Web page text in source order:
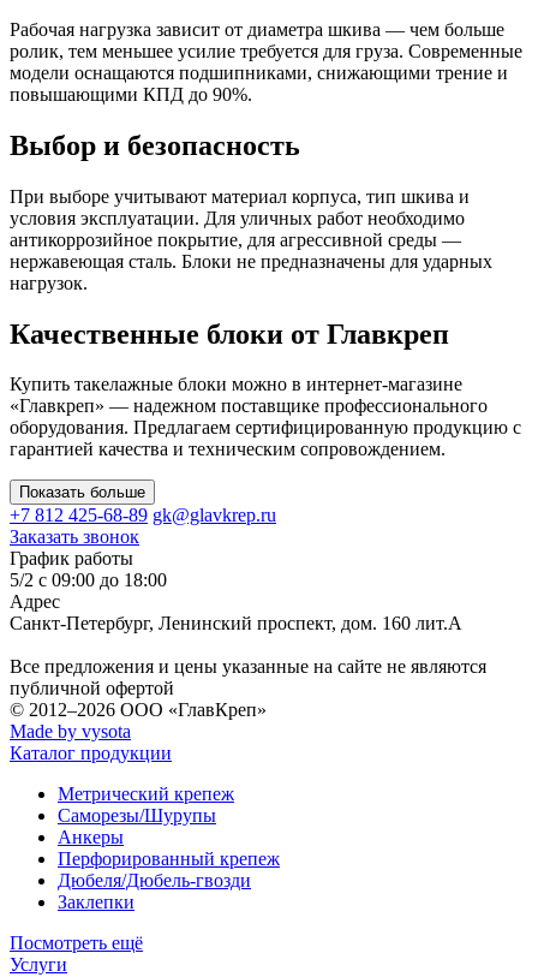
Рабочая нагрузка зависит от диаметра шкива — чем больше
ролик, тем меньшее усилие требуется для груза. Современные
модели оснащаются подшипниками, снижающими трение и
повышающими КПД до 90%.
Выбор и безопасность
При выборе учитывают материал корпуса, тип шкива и
условия эксплуатации. Для уличных работ необходимо
антикоррозийное покрытие, для агрессивной среды —
нержавеющая сталь. Блоки не предназначены для ударных
нагрузок.
Качественные блоки от Главкреп
Купить такелажные блоки можно в интернет-магазине
«Главкреп» — надежном поставщике профессионального
оборудования. Предлагаем сертифицированную продукцию с
гарантией качества и техническим сопровождением.
Показать больше
+7 812 425-68-89 gk@glavkrep.ru
Заказать звонок
График работы
5/2 с 09:00 до 18:00
Адрес
Санкт-Петербург, Ленинский проспект, дом. 160 лит.А
Все предложения и цены указанные на сайте не являются
публичной офертой
© 2012–2026 ООО «ГлавКреп»
Made by vysota
Каталог продукции
Метрический крепеж
Саморезы/Шурупы
Анкеры
Перфорированный крепеж
Дюбеля/Дюбель-гвозди
Заклепки
Посмотреть ещё
Услуги